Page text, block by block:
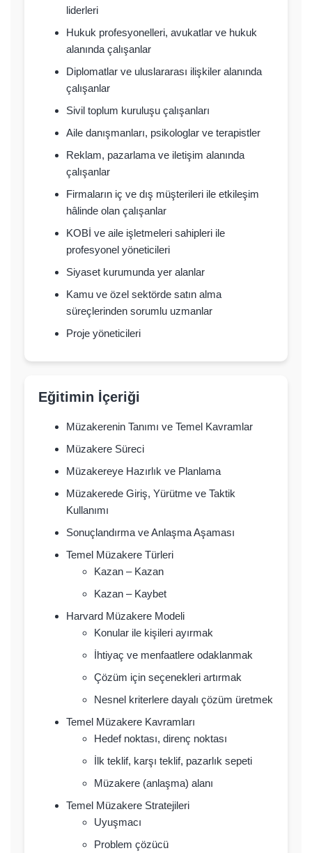
liderleri
Hukuk profesyonelleri, avukatlar ve hukuk
alanında çalışanlar
Diplomatlar ve uluslararası ilişkiler alanında
çalışanlar
Sivil toplum kuruluşu çalışanları
Aile danışmanları, psikologlar ve terapistler
Reklam, pazarlama ve iletişim alanında
çalışanlar
Firmaların iç ve dış müşterileri ile etkileşim
hâlinde olan çalışanlar
KOBİ ve aile işletmeleri sahipleri ile
profesyonel yöneticileri
Siyaset kurumunda yer alanlar
Kamu ve özel sektörde satın alma
süreçlerinden sorumlu uzmanlar
Proje yöneticileri
Eğitimin İçeriği
Müzakerenin Tanımı ve Temel Kavramlar
Müzakere Süreci
Müzakereye Hazırlık ve Planlama
Müzakerede Giriş, Yürütme ve Taktik
Kullanımı
Sonuçlandırma ve Anlaşma Aşaması
Temel Müzakere Türleri
Kazan – Kazan
Kazan – Kaybet
Harvard Müzakere Modeli
Konular ile kişileri ayırmak
İhtiyaç ve menfaatlere odaklanmak
Çözüm için seçenekleri artırmak
Nesnel kriterlere dayalı çözüm üretmek
Temel Müzakere Kavramları
Hedef noktası, direnç noktası
İlk teklif, karşı teklif, pazarlık sepeti
Müzakere (anlaşma) alanı
Temel Müzakere Stratejileri
Uyuşmacı
Problem çözücü